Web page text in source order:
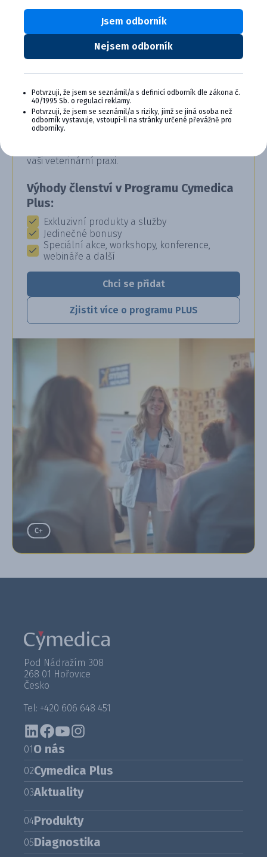
plicní červy, některé tasemnice a cestody.
CYMEDICA PLUS: VĚRNOST, KTERÁ
SE VYPLÁCÍ
vaši veterinární praxi.
Výhody členství v Programu Cymedica
Plus:
Exkluzivní produkty a služby
Jedinečné bonusy
Speciální akce, workshopy, konference,
webináře a další
Chci se přidat
Zjistit více o programu PLUS
Pod Nádražím 308
268 01 Hořovice
Česko
Tel: +420 606 648 451
01O nás
02Cymedica Plus
03Aktuality
04Produkty
05Diagnostika
Nejsem odborník
Jsem odborník
Potvrzuji, že jsem se seznámil/a s definicí odborník dle zákona č.
40/1995 Sb. o regulaci reklamy.
Potvrzuji, že jsem se seznámil/a s riziky, jimž se jiná osoba než
odborník vystavuje, vstoupí-li na stránky určené převážně pro
odborníky.